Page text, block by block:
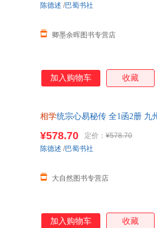
卿墨余晖图书专营店
陈德述 /巴蜀书社
加入购物车 收藏
相学统宗心易秘传 全1函2册 九
¥578.70 定价： ¥578.70
大自然图书专营店
陈德述 /巴蜀书社
加入购物车 收藏